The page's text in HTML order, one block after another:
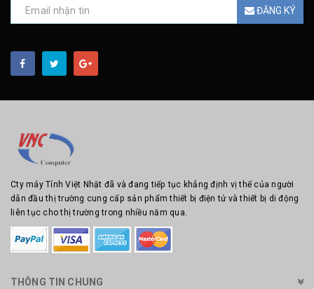
ĐĂNG KÝ
Cty máy Tính Việt Nhật đã và đang tiếp tục khẳng định vị thế của người
dẫn đầu thị trường cung cấp sản phẩm thiết bị điện tử và thiết bị di động
liên tục cho thị trường trong nhiều năm qua.
THÔNG TIN CHUNG